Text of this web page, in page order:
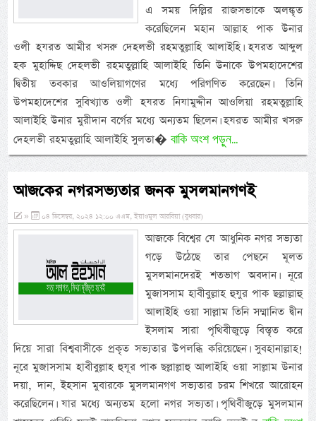
এ সময় দিল্লির রাজসভাকে অলঙ্কৃত
করেছিলেন মহান আল্লাহ পাক উনার
ওলী হযরত আমীর খসরু দেহলভী রহমতুল্লাহি আলাইহি। হযরত আব্দুল
হক মুহাদ্দিছ দেহলভী রহমতুল্লাহি আলাইহি তিনি উনাকে উপমহাদেশের
দ্বিতীয় তবকার আওলিয়াগণের মধ্যে পরিগণিত করেছেন। তিনি
উপমহাদেশের সুবিখ্যাত ওলী হযরত নিযামুদ্দীন আওলিয়া রহমতুল্লাহি
আলাইহি উনার মুরীদান বর্গের মধ্যে অন্যতম ছিলেন। হযরত আমীর খসরু
দেহলভী রহমতুল্লাহি আলাইহি সুলতা�বাকি অংশ পড়ুন...
আজকের নগরসভ্যতার জনক মুসলমানগণই
» ০৪ ডিসেম্বর, ২০২৪ ১২:০০ এএম, ইয়াওমুল আরবিয়া (বুধবার)
আজকে বিশ্বের যে আধুনিক নগর সভ্যতা
গড়ে উঠেছে তার পেছনে মূলত
মুসলমানদেরই শতভাগ অবদান। নূরে
মুজাসসাম হাবীবুল্লাহ হুযুর পাক ছল্লাল্লাহু
আলাইহি ওয়া সাল্লাম তিনি সম্মানিত দ্বীন
ইসলাম সারা পৃথিবীজুড়ে বিস্তৃত করে
দিয়ে সারা বিশ্ববাসীকে প্রকৃত সভ্যতার উপলব্ধি করিয়েছেন। সুবহানাল্লাহ!
নূরে মুজাসসাম হাবীবুল্লাহ হুযূর পাক ছল্লাল্লাহু আলাইহি ওয়া সাল্লাম উনার
দয়া, দান, ইহসান মুবারকে মুসলমানগণ সভ্যতার চরম শিখরে আরোহন
করেছিলেন। যার মধ্যে অন্যতম হলো নগর সভ্যতা। পৃথিবীজুড়ে মুসলমান